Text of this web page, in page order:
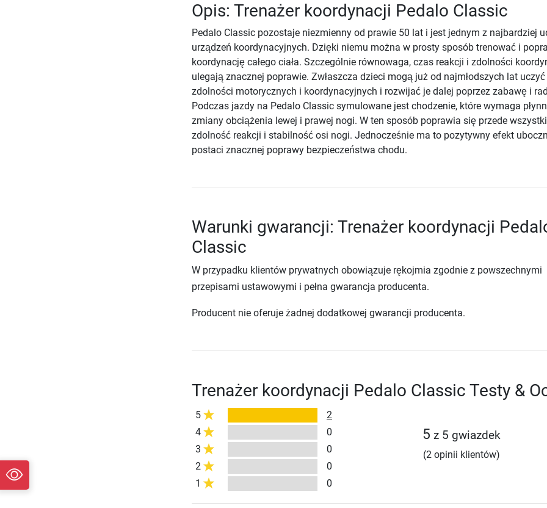
Opis: Trenażer koordynacji Pedalo Classic
Pedalo Classic pozostaje niezmienny od prawie 50 lat i jest jednym z najbardziej
urządzeń koordynacyjnych. Dzięki niemu można w prosty sposób trenować i
koordynację całego ciała. Szczególnie równowaga, czas reakcji i zdolności
ulegają znacznej poprawie. Zwłaszcza dzieci mogą już od najmłodszych lat
zdolności motorycznych i koordynacyjnych i rozwijać je dalej poprzez zabawę i
Podczas jazdy na Pedalo Classic symulowane jest chodzenie, które wymaga
zmiany obciążenia lewej i prawej nogi. W ten sposób poprawia się przede
zdolność reakcji i stabilność osi nogi. Jednocześnie ma to pozytywny efekt
postaci znacznej poprawy bezpieczeństwa chodu.
Warunki gwarancji: Trenażer koordynacji
Classic
W przypadku klientów prywatnych obowiązuje rękojmia zgodnie z powszechnymi
przepisami ustawowymi i pełna gwarancja producenta.
Producent nie oferuje żadnej dodatkowej gwarancji producenta.
Trenażer koordynacji Pedalo Classic Testy &
5
2
4
0
3
0
2
0
1
0
5 z 5 gwiazdek
(2 opinii klientów)